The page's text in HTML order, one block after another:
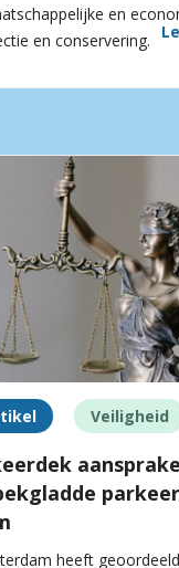
en
en conservering.
Veiligheid
heeft